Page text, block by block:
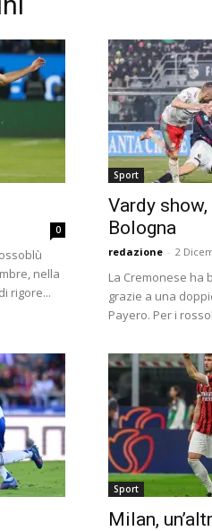
0
nella
rigore...
Sport
Vardy
Bologna
redazione - 2
La Cremonese ha
grazie a una
Payero. Per i
Sport
Milan,